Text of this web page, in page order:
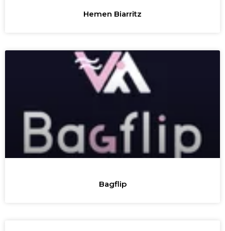
Hemen Biarritz
Bagflip